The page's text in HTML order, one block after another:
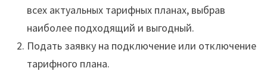
всех актуальных тарифных планах, выбрав
наиболее подходящий и выгодный.
Подать заявку на подключение или отключение
тарифного плана.